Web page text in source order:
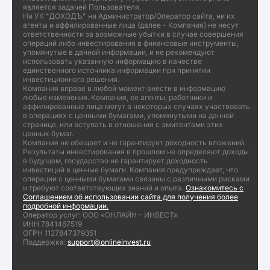
является задачей Пользователя.
Ни УК "ДОХОДЪ" ни Администратор/Оператор сайта, ни их
агенты и аффилированные лица (далее - Компания) не несут
ответственности за возможные убытки в случае совершения
операций либо инвестирования в финансовые инструменты,
упомянутые в данной информации, и не рекомендуют
использовать указанную информацию в качестве
единственного источника информации при принятии
инвестиционного решения.
Компания вправе в любой момент внести в информацию
любые изменения. Компания, ее агенты, работники и
аффилированные лица могут в некоторых случаях участвовать
в операциях с ценными бумагами, упомянутыми на данной
странице, или вступать в отношения с эмитентами этих
ценных бумаг.
Компания не обещает и не гарантирует доходность вложений.
Результаты инвестирования в прошлом не определяют доходы
в будущем, государство не гарантирует доходность
инвестиций в ценные бумаги. Компания предупреждает, что
операции с ценными бумагами связаны с различными рисками
и требуют соответствующих знаний и опыта. Ознакомитесь с
Соглашением об использовании сайта для получения более
подробной информации.
Оператор услуг: ООО «ОНЛАЙН – ИНВЕСТ»
ИНН 7841467519
ОГРН 1127847379351
Поддержка: support@onlineinvest.ru